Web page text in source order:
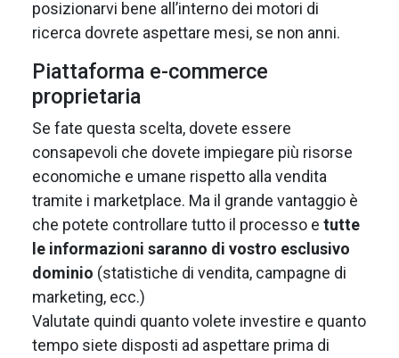
posizionarvi bene all’interno dei motori di
ricerca dovrete aspettare mesi, se non anni.
Piattaforma e-commerce
proprietaria
Se fate questa scelta, dovete essere
consapevoli che dovete impiegare più risorse
economiche e umane rispetto alla vendita
tramite i marketplace. Ma il grande vantaggio è
che potete controllare tutto il processo e tutte
le informazioni saranno di vostro esclusivo
dominio (statistiche di vendita, campagne di
marketing, ecc.)
Valutate quindi quanto volete investire e quanto
tempo siete disposti ad aspettare prima di